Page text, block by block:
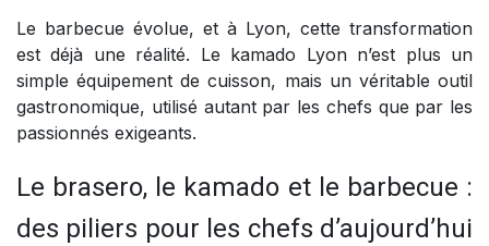
Le barbecue évolue, et à Lyon, cette transformation
est déjà une réalité. Le kamado Lyon n’est plus un
simple équipement de cuisson, mais un véritable outil
gastronomique, utilisé autant par les chefs que par les
passionnés exigeants.
Le brasero, le kamado et le barbecue :
des piliers pour les chefs d’aujourd’hui